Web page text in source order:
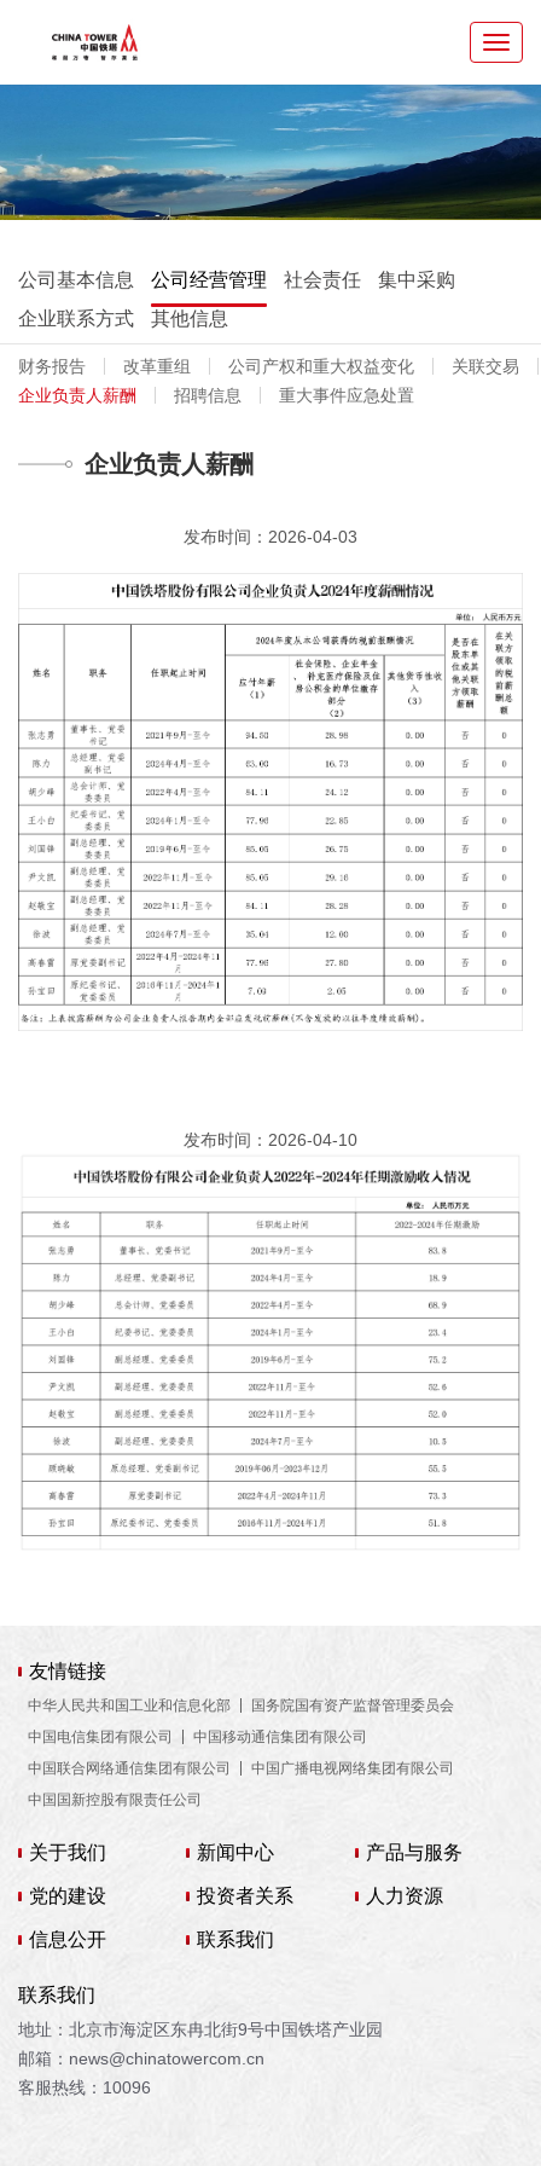
公司基本信息 公司经营管理 社会责任
集中采购
企业联系方式
其他信息
财务报告 改革重组 公司产权和重大权益变化
关联交易
企业负责人薪酬
招聘信息 重大事件应急处置
企业负责人薪酬
发布时间：2026-04-03
发布时间：2026-04-10
友情链接
中华人民共和国工业和信息化部
国务院国有资产监督管理委员会
中国电信集团有限公司
中国移动通信集团有限公司
中国联合网络通信集团有限公司
中国广播电视网络集团有限公司
中国国新控股有限责任公司
关于我们 新闻中心 产品与服务
党的建设 投资者关系 人力资源
信息公开 联系我们
联系我们
地址：北京市海淀区东冉北街9号中国铁塔产业园
邮箱：news@chinatowercom.cn
客服热线：10096